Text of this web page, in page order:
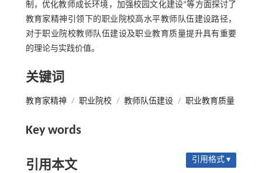
制，优化教师成长环境，加强校园文化建设”等方面探讨了
教育家精神引领下的职业院校高水平教师队伍建设路径，
对于职业院校教师队伍建设及职业教育质量提升具有重要
的理论与实践价值。
关键词
教育家精神 / 职业院校 / 教师队伍建设 / 职业教育质量
Key words
引用本文 引用格式 ▾